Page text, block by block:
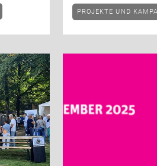
PROJEKTE UND